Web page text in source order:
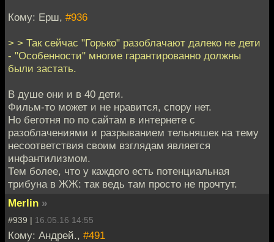
Кому: Ерш, #936
> > Так сейчас "Горько" разоблачают далеко не дети
- "Особенности" многие гарантированно должны
были застать.
В душе они и в 40 дети.
Фильм-то может и не нравится, спору нет.
Но беготня по по сайтам в интернете с
разоблачениями и разрыванием тельняшек на тему
несоответствия своим взглядам является
инфантилизмом.
Тем более, что у каждого есть потенциальная
трибуна в ЖЖ: так ведь там просто не прочтут.
Merlin »
#939 | 16.05.16 14:55
Кому: Андрей., #491